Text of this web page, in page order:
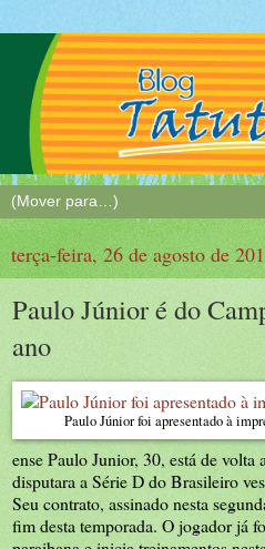
terça-feira, 26 de agosto de
Paulo Júnior é do
ano
Paulo Júnior foi apresentado à
ense Paulo Junior, 30, está de
disputara a Série D do Brasileiro
Seu contrato, assinado nesta
fim desta temporada. O jogador já